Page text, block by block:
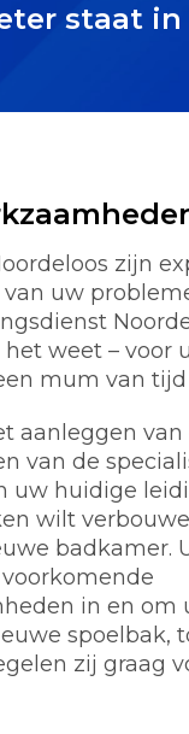
staat
zijn
uw
weet – voor
mum van tijd
aanleggen van
van de
uw huidige
wilt
badkamer.
in en om
spoelbak,
zij graag